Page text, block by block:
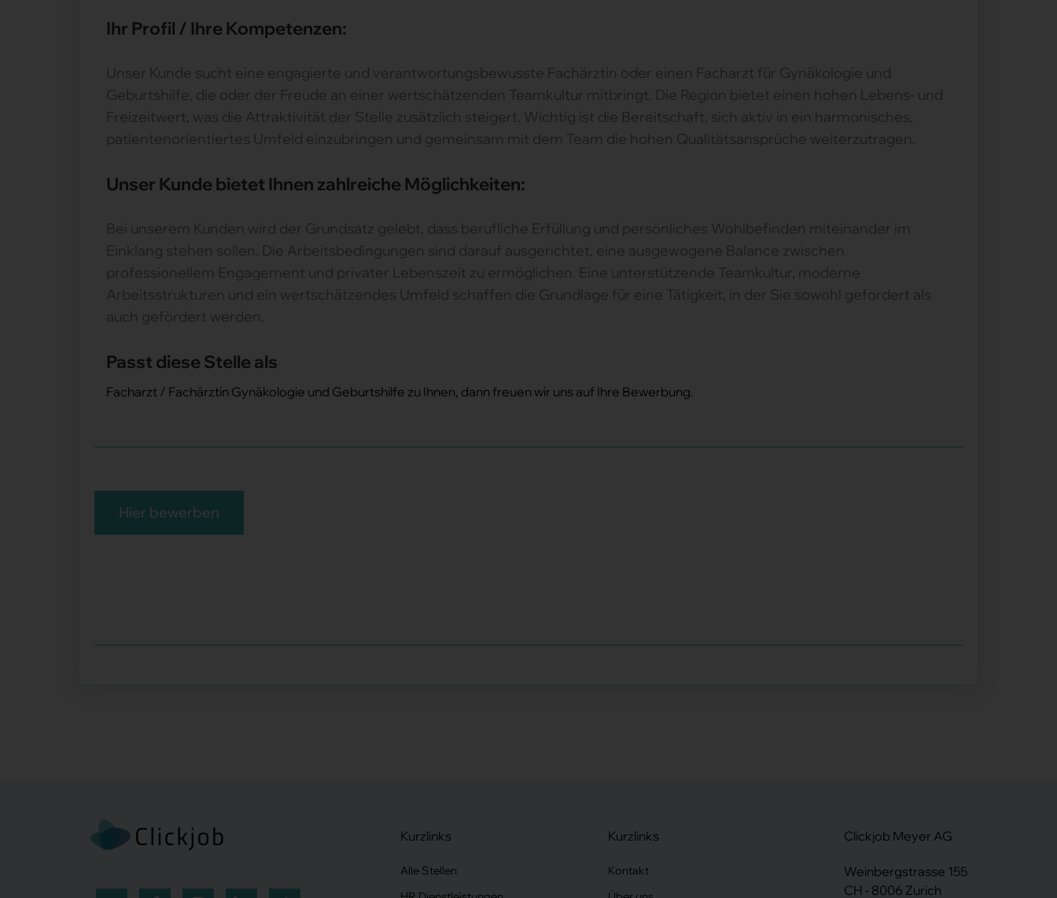
Ihr Profil / Ihre Kompetenzen:
Unser Kunde sucht eine engagierte und verantwortungsbewusste Fachärztin oder einen Facharzt für Gynäkologie und
Geburtshilfe, die oder der Freude an einer wertschätzenden Teamkultur mitbringt. Die Region bietet einen hohen Lebens- und
Freizeitwert, was die Attraktivität der Stelle zusätzlich steigert. Wichtig ist die Bereitschaft, sich aktiv in ein harmonisches,
patientenorientiertes Umfeld einzubringen und gemeinsam mit dem Team die hohen Qualitätsansprüche weiterzutragen.
Unser Kunde bietet Ihnen zahlreiche Möglichkeiten:
Bei unserem Kunden wird der Grundsatz gelebt, dass berufliche Erfüllung und persönliches Wohlbefinden miteinander im
Einklang stehen sollen. Die Arbeitsbedingungen sind darauf ausgerichtet, eine ausgewogene Balance zwischen
professionellem Engagement und privater Lebenszeit zu ermöglichen. Eine unterstützende Teamkultur, moderne
Arbeitsstrukturen und ein wertschätzendes Umfeld schaffen die Grundlage für eine Tätigkeit, in der Sie sowohl gefordert als
auch gefördert werden.
Passt diese Stelle als
Facharzt / Fachärztin Gynäkologie und Geburtshilfe zu Ihnen, dann freuen wir uns auf Ihre Bewerbung.
Hier bewerben
Kurzlinks
Alle Stellen
Kurzlinks
Kontakt
Clickjob Meyer AG
Weinbergstrasse 155
CH - 8006 Zurich